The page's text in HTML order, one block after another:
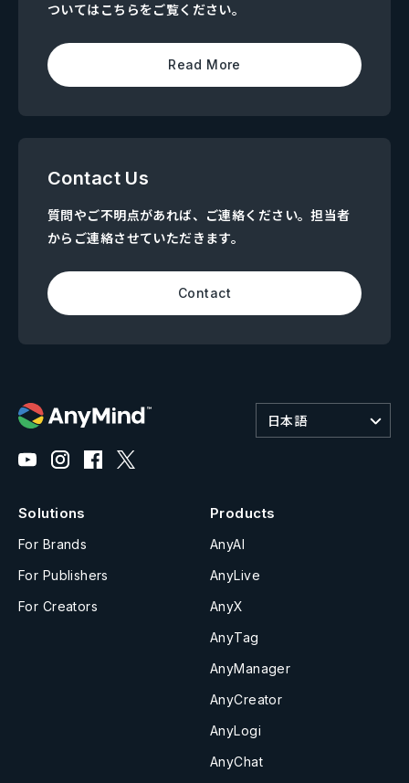
ついてはこちらをご覧ください。
Read More
Contact Us
質問やご不明点があれば、ご連絡ください。担当者
からご連絡させていただきます。
Contact
日本語
Solutions
For Brands
For Publishers
For Creators
Products
AnyAI
AnyLive
AnyX
AnyTag
AnyManager
AnyCreator
AnyLogi
AnyChat